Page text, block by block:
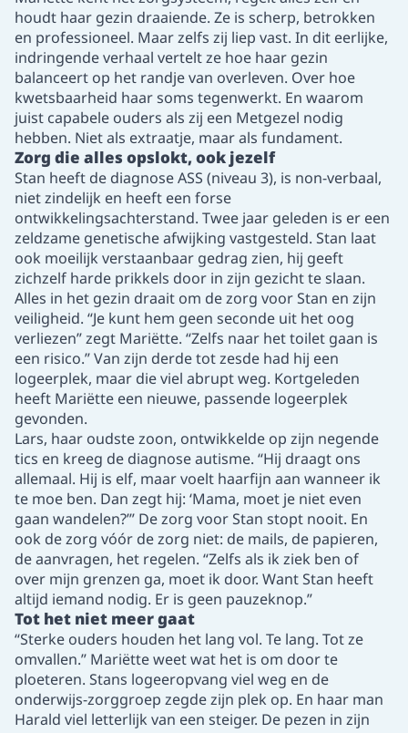
houdt haar gezin draaiende. Ze is scherp, betrokken
en professioneel. Maar zelfs zij liep vast. In dit eerlijke,
indringende verhaal vertelt ze hoe haar gezin
balanceert op het randje van overleven. Over hoe
kwetsbaarheid haar soms tegenwerkt. En waarom
juist capabele ouders als zij een Metgezel nodig
hebben. Niet als extraatje, maar als fundament.
Zorg die alles opslokt, ook jezelf
Stan heeft de diagnose ASS (niveau 3), is non-verbaal,
niet zindelijk en heeft een forse
ontwikkelingsachterstand. Twee jaar geleden is er een
zeldzame genetische afwijking vastgesteld. Stan laat
ook moeilijk verstaanbaar gedrag zien, hij geeft
zichzelf harde prikkels door in zijn gezicht te slaan.
Alles in het gezin draait om de zorg voor Stan en zijn
veiligheid. “Je kunt hem geen seconde uit het oog
verliezen” zegt Mariëtte. “Zelfs naar het toilet gaan is
een risico.” Van zijn derde tot zesde had hij een
logeerplek, maar die viel abrupt weg. Kortgeleden
heeft Mariëtte een nieuwe, passende logeerplek
gevonden.
Lars, haar oudste zoon, ontwikkelde op zijn negende
tics en kreeg de diagnose autisme. “Hij draagt ons
allemaal. Hij is elf, maar voelt haarfijn aan wanneer ik
te moe ben. Dan zegt hij: ‘Mama, moet je niet even
gaan wandelen?’” De zorg voor Stan stopt nooit. En
ook de zorg vóór de zorg niet: de mails, de papieren,
de aanvragen, het regelen. “Zelfs als ik ziek ben of
over mijn grenzen ga, moet ik door. Want Stan heeft
altijd iemand nodig. Er is geen pauzeknop.”
Tot het niet meer gaat
“Sterke ouders houden het lang vol. Te lang. Tot ze
omvallen.” Mariëtte weet wat het is om door te
ploeteren. Stans logeeropvang viel weg en de
onderwijs-zorggroep zegde zijn plek op. En haar man
Harald viel letterlijk van een steiger. De pezen in zijn